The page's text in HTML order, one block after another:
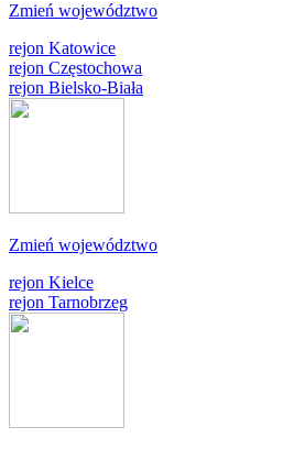
Zmień województwo
rejon Katowice
rejon Częstochowa
rejon Bielsko-Biała
Zmień województwo
rejon Kielce
rejon Tarnobrzeg